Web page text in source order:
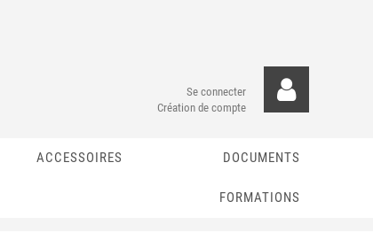
Se connecter
Création de compte
ACCESSOIRES DOCUMENTS
FORMATIONS